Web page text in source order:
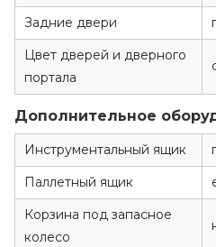
Задние двери
Цвет дверей и дверного
портала
Дополнительное
Инструментальный ящик
Паллетный ящик
Корзина под запасное
колесо